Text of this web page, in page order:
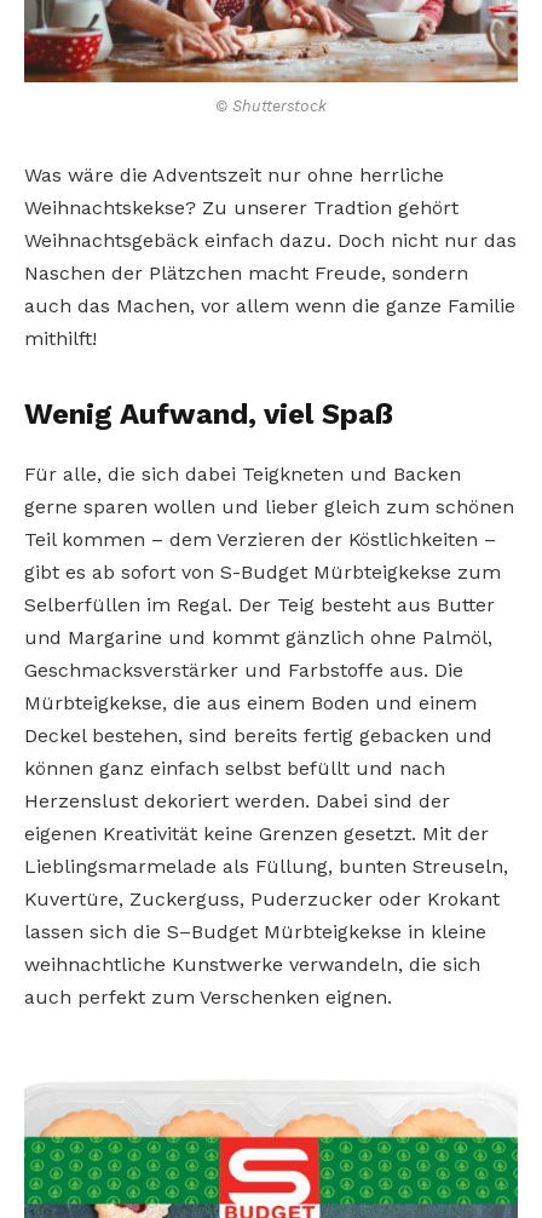
© Shutterstock
Was wäre die Adventszeit nur ohne herrliche
Weihnachtskekse? Zu unserer Tradtion gehört
Weihnachtsgebäck einfach dazu. Doch nicht nur das
Naschen der Plätzchen macht Freude, sondern
auch das Machen, vor allem wenn die ganze Familie
mithilft!
Wenig Aufwand, viel Spaß
Für alle, die sich dabei Teigkneten und Backen
gerne sparen wollen und lieber gleich zum schönen
Teil kommen – dem Verzieren der Köstlichkeiten –
gibt es ab sofort von S-Budget Mürbteigkekse zum
Selberfüllen im Regal. Der Teig besteht aus Butter
und Margarine und kommt gänzlich ohne Palmöl,
Geschmacksverstärker und Farbstoffe aus. Die
Mürbteigkekse, die aus einem Boden und einem
Deckel bestehen, sind bereits fertig gebacken und
können ganz einfach selbst befüllt und nach
Herzenslust dekoriert werden. Dabei sind der
eigenen Kreativität keine Grenzen gesetzt. Mit der
Lieblingsmarmelade als Füllung, bunten Streuseln,
Kuvertüre, Zuckerguss, Puderzucker oder Krokant
lassen sich die S–Budget Mürbteigkekse in kleine
weihnachtliche Kunstwerke verwandeln, die sich
auch perfekt zum Verschenken eignen.